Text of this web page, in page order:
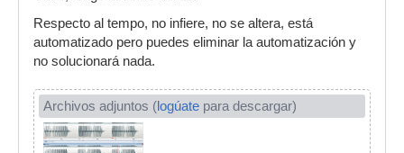
Respecto al tempo, no infiere, no se altera, está
automatizado pero puedes eliminar la automatización y
no solucionará nada.
Archivos adjuntos (logúate para descargar)